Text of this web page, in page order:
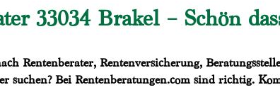
33034 Brakel – Schön
Rentenberater, Rentenversicherung,
suchen? Bei Rentenberatungen.com sind richtig.